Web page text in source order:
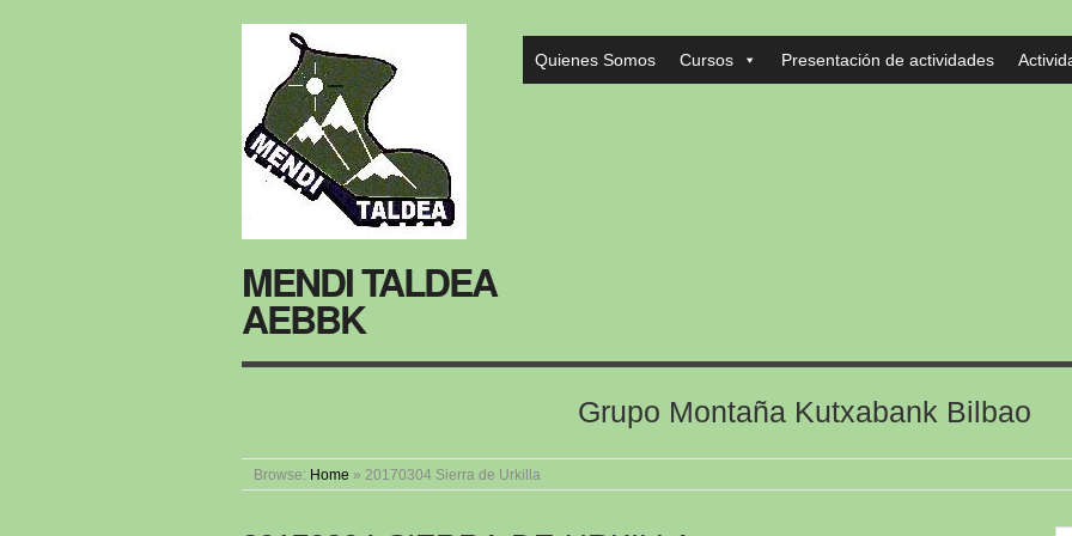
MENDI TALDEA
AEBBK
Quienes Somos Cursos Presentación de actividades
Grupo Montaña Kutxabank Bilbao
Browse: Home » 20170304 Sierra de Urkilla